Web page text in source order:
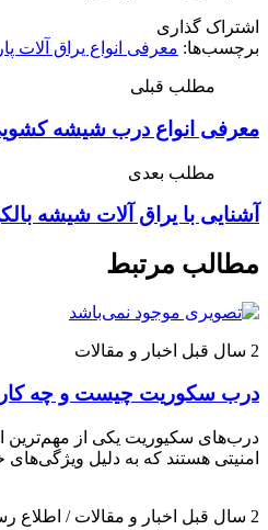
اشتراک گذاری
برچسب‌ها: معرفی انواع یراق آلات
مطلب قبلی
معرفی انواع درب شیشه
مطلب بعدی
آشنایی با یراق آلات شیشه
مطالب مرتبط
2 سال قبل اخبار و مقالات
درب سکوریت چیست و چه
درب‌های سکیوریت یکی از مهم‌ترین
امنیتی هستند که به دلیل
2 سال قبل اخبار و مقالات / اطلاع